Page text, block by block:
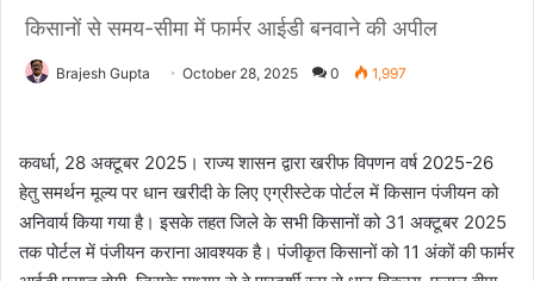
किसानों से समय-सीमा में फार्मर आईडी बनवाने की अपील
Brajesh Gupta October 28, 2025 0 1,997
कवर्धा, 28 अक्टूबर 2025। राज्य शासन द्वारा खरीफ विपणन वर्ष 2025-26
हेतु समर्थन मूल्य पर धान खरीदी के लिए एग्रीस्टेक पोर्टल में किसान पंजीयन को
अनिवार्य किया गया है। इसके तहत जिले के सभी किसानों को 31 अक्टूबर 2025
तक पोर्टल में पंजीयन कराना आवश्यक है। पंजीकृत किसानों को 11 अंकों की फार्मर